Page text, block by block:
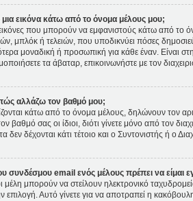
εικόνα κάτω από το όνομα μέλους μου;
που μπορούν να εμφανιστούς κάτω από το
μπλόκ ή τελειών, που υποδικνύει πόσες
μοναδική ή προσωπική για κάθε έναν. Είναι
τα άβαταρ, επικοινωνήστε με τον
πώς αλλάζω τον βαθμό μου;
κάτω από το όνομα μέλους, δηλώνουν τον
βαθμό σας οι ίδιοι, διότι γίνετε μόνο από τον
δεν δέχονται κάτι τέτοιο και ο Συντονιστής ή ο
συνδέσμου email ενός μέλους πρέπει να είμαι
μέλη μπορούν να στείλουν ηλεκτρονικό
επιλογή. Αυτό γίνετε για να αποτραπεί η